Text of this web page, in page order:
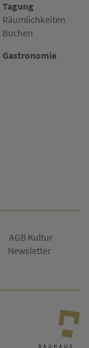
Tagung
Räumlichkeiten
Buchen
Gastronomie
AGB Kultur
Newsletter